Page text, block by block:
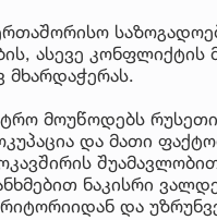
ასევე კონფლიქტის
მხარდაჭერას.
მოუწოდებს
და მათი
ნაკისრი
და